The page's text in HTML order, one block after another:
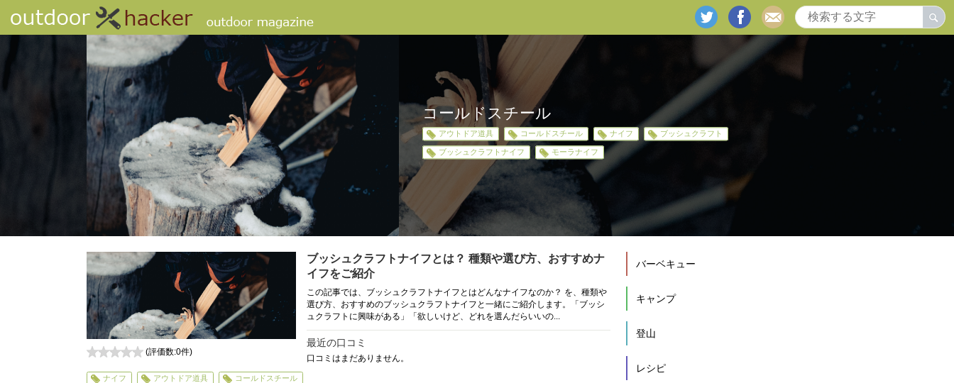
コールドスチール
アウトドア道具 コールドスチール ナイフ ブッシュクラフト
ブッシュクラフトナイフ モーラナイフ
ブッシュクラフトナイフとは？ 種類や選び方、おすすめナ
イフをご紹介
この記事では、ブッシュクラフトナイフとはどんなナイフなのか？ を、種類や
選び方、おすすめのブッシュクラフトナイフと一緒にご紹介します。「ブッシ
ュクラフトに興味がある」「欲しいけど、どれを選んだらいいの...
最近の口コミ
口コミはまだありません。
(評価数:0件)
ナイフ アウトドア道具 コールドスチール
バーベキュー
キャンプ
登山
レシピ